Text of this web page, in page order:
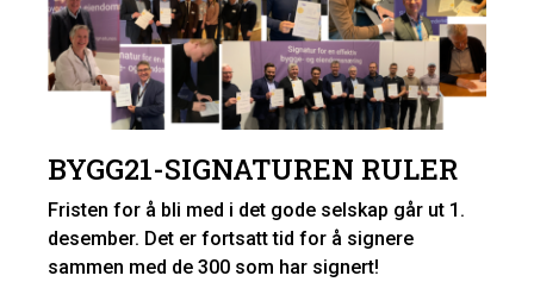
BYGG21-SIGNATUREN RULER
Fristen for å bli med i det gode selskap går ut 1.
desember. Det er fortsatt tid for å signere
sammen med de 300 som har signert!